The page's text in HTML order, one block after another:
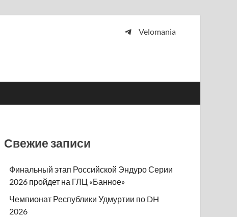
Velomania
Свежие записи
Финальный этап Российской Эндуро Серии
2026 пройдет на ГЛЦ «Банное»
Чемпионат Республики Удмуртии по DH
2026